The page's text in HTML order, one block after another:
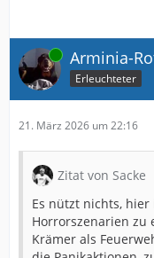
Online Arminia-
Erleuchteter
21. März 2026 um 22:16
Zitat von Sacke
Es nützt nichts,
Horrorszenarien zu
Krämer als